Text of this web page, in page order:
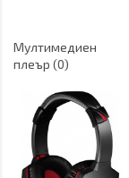
Мултимедиен
плеър (0)